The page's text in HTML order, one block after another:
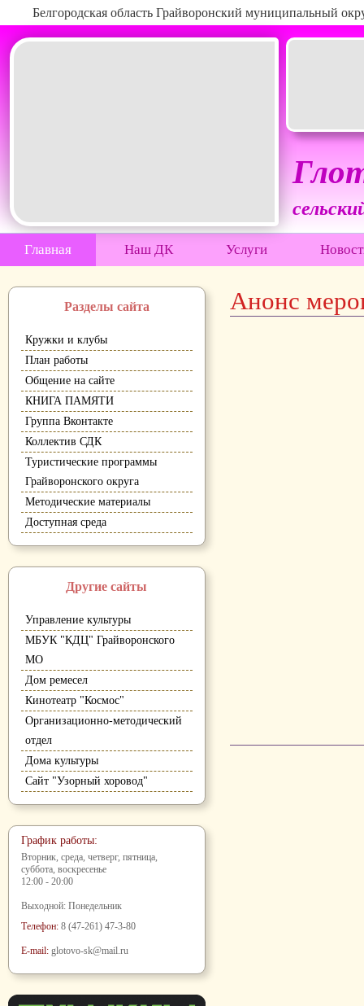
Белгородская область Грайворонский муниципальный
Главная Наш ДК Услуги
Разделы сайта
Кружки и клубы
План работы
Общение на сайте
КНИГА ПАМЯТИ
Группа Вконтакте
Коллектив СДК
Туристические программы
Грайворонского округа
Методические материалы
Доступная среда
Другие сайты
Управление культуры
МБУК "КДЦ" Грайворонского
МО
Дом ремесел
Кинотеатр "Космос"
Организационно-методический
отдел
Дома культуры
Сайт "Узорный хоровод"
График работы:
Вторник, среда, четверг, пятница,
суббота, воскресенье
12:00 - 20:00
Выходной: Понедельник
Телефон: 8 (47-261) 47-3-80
E-mail: glotovo-sk@mail.ru
Анонс